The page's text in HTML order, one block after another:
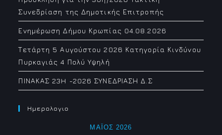
Συνεδρίαση της Δημοτικής Επιτροπής
Ενημέρωση Δήμου Κρωπίας 04.08.2026
Τετάρτη 5 Αυγούστου 2026 Κατηγορία Κινδύνου
Πυρκαγιάς 4 Πολύ Υψηλή
ΠΙΝΑΚΑΣ 23H -2026 ΣΥΝΕΔΡΙΑΣΗ Δ.Σ
Ημερολογιο
ΜΆΙΟΣ 2026